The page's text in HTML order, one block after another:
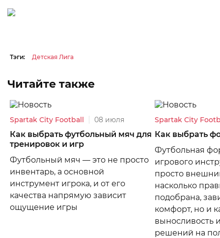
Тэги: Детская Лига
Читайте также
Spartak City Football 08 июля
Как выбрать футбольный мяч для
тренировок и игр
Футбольный мяч — это не просто
инвентарь, а основной
инструмент игрока, и от его
качества напрямую зависит
ощущение игры
Spartak City
Как выбрать
Футбольная
игрового
просто
насколько
подобрана,
комфорт, но и
выносливость
решений на